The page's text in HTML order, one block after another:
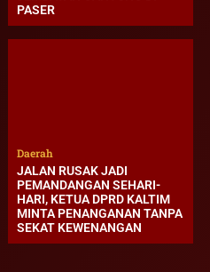
PASER
Daerah
JALAN RUSAK JADI
PEMANDANGAN SEHARI-
HARI, KETUA DPRD KALTIM
MINTA PENANGANAN TANPA
SEKAT KEWENANGAN